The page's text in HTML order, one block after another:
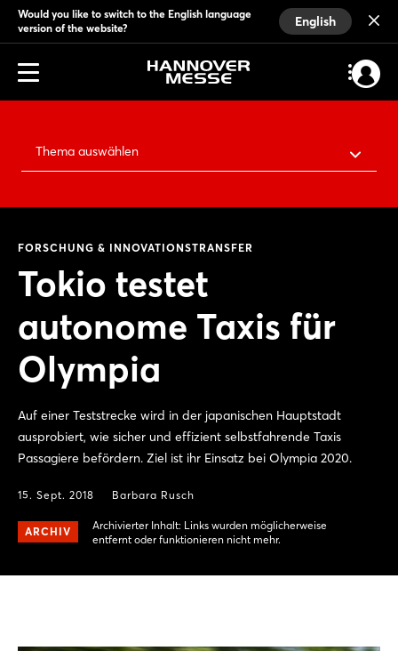
Would you like to switch to the English language
version of the website?
English
Thema auswählen
FORSCHUNG & INNOVATIONSTRANSFER
Tokio testet
autonome Taxis für
Olympia
Auf einer Teststrecke wird in der japanischen Hauptstadt
ausprobiert, wie sicher und effizient selbstfahrende Taxis
Passagiere befördern. Ziel ist ihr Einsatz bei Olympia 2020.
15. Sept. 2018 Barbara Rusch
ARCHIV
Archivierter Inhalt: Links wurden möglicherweise
entfernt oder funktionieren nicht mehr.